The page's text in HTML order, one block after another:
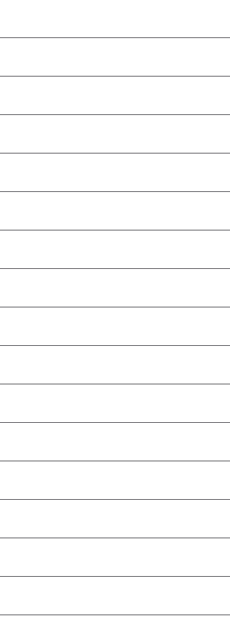
Basilicata
Molise
Veneto
Irbid Governorate
Gouvernorat du Mont-Liban
Sabah
Port Region
Podgorica
Central Luzon
Województwo kujawsko-
Województwo świętokrzyskie
Județul Argeș
Belgorodskaya oblast'
Nizhegorodskaya oblast'
Vojvodina